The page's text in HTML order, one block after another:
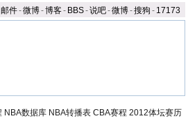
邮件-微博-博客- BBS-说吧-微博-搜狗 - 17173
NBA数据库 NBA转播表 CBA赛程 2012体坛赛历